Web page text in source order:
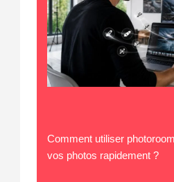
Comment utiliser
vos photos rapidement ?